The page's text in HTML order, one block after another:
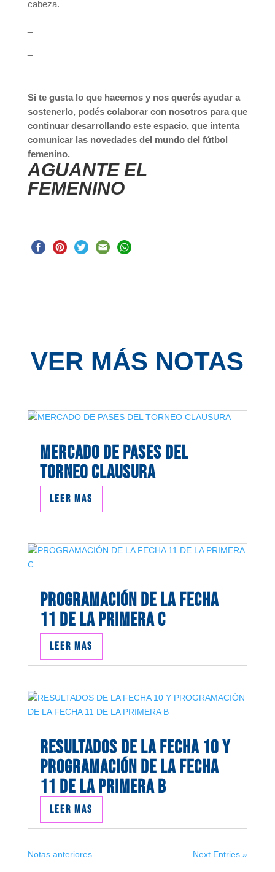
cabeza.
Si te gusta lo que hacemos y nos querés ayudar a
sostenerlo, podés colaborar con nosotros para que
continuar desarrollando este espacio, que intenta
comunicar las novedades del mundo del fútbol
femenino.
AGUANTE EL
FEMENINO
VER MÁS NOTAS
MERCADO DE PASES DEL
TORNEO CLAUSURA
Leer mas
PROGRAMACIÓN DE LA FECHA
11 DE LA PRIMERA C
Leer mas
RESULTADOS DE LA FECHA 10 Y
PROGRAMACIÓN DE LA FECHA
11 DE LA PRIMERA B
Leer mas
Notas anteriores Next Entries »